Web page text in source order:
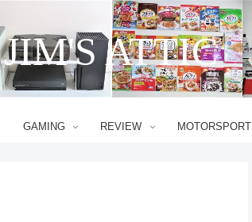
JIM'S ATTIC
GAMING REVIEW MOTORSPORT